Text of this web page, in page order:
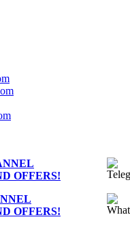
OFFERS!
OFFERS!